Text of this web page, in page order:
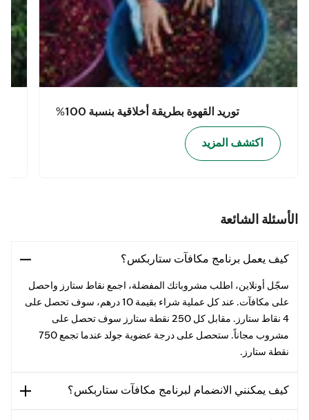
توريد القهوة بطريقة أخلاقية بنسبة 100%
اكتشف المزيد
الأسئلة الشائعة
كيف يعمل برنامج مكافآت ستاربكس؟
سجّل أونلاين، اطلب مشروباتك المفضلة، اجمع نقاط ستارز واحصل
على مكافآت. عند كل عملية شراء بقيمة 10 درهم، سوف تحصل على
4 نقاط ستارز. مقابل كل 250 نقطة ستارز سوف تحصل على
مشروب مجاناً. ستحصل على درجة عضوية جولد عندما تجمع 750
نقطة ستارز.
كيف يمكنني الانضمام لبرنامج مكافآت ستاربكس؟